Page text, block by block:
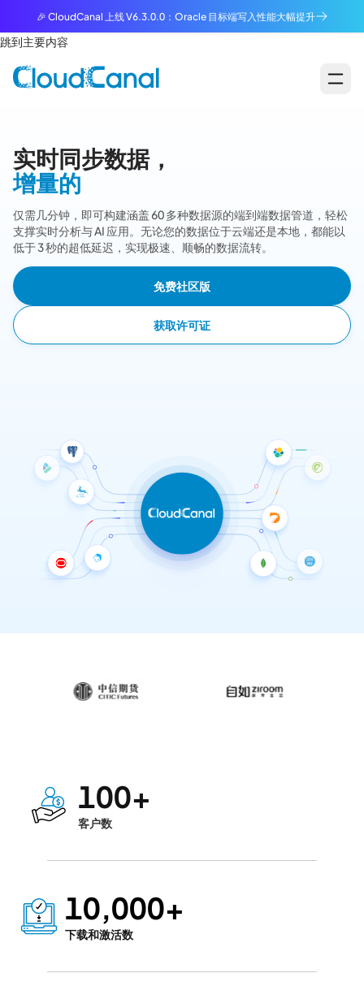
🎉 CloudCanal 上线 V6.3.0.0：Oracle 目标端写入性能大幅提升
跳到主要内容
实时同步数据，
增量的
仅需几分钟，即可构建涵盖 60 多种数据源的端到端数据管道，轻松
支撑实时分析与 AI 应用。无论您的数据位于云端还是本地，都能以
低于 3 秒的超低延迟，实现极速、顺畅的数据流转。
免费社区版
获取许可证
100+
客户数
10,000+
下载和激活数